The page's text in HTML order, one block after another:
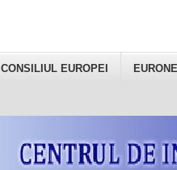
CONSILIUL EUROPEI